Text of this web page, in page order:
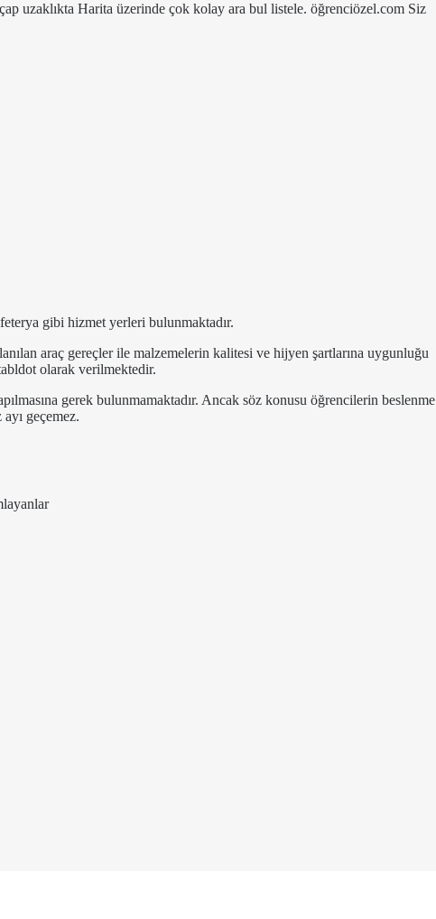
uzaklıkta Harita üzerinde çok kolay ara bul listele. öğrenciözel.com Siz
gibi hizmet yerleri bulunmaktadır.
araç gereçler ile malzemelerin kalitesi ve hijyen şartlarına uygunluğu
olarak verilmektedir.
gerek bulunmamaktadır. Ancak söz konusu öğrencilerin beslenme
geçemez.